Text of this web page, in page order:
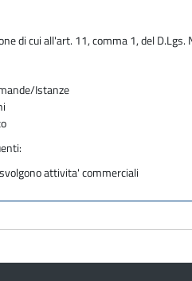
di cui all'art. 11, comma 1, del
Istanze
attivita' commerciali